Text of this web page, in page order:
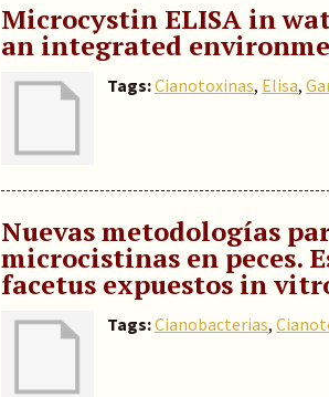
Microcystin ELISA in
an integrated
Tags:Cianotoxinas, Elisa,
Nuevas metodologías
microcistinas en peces.
facetus expuestos in
Tags:Cianobacterias,